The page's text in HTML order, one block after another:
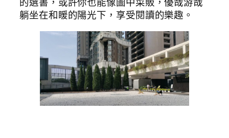
躺坐在和䁔的陽光下，享受閱讀的樂趣。